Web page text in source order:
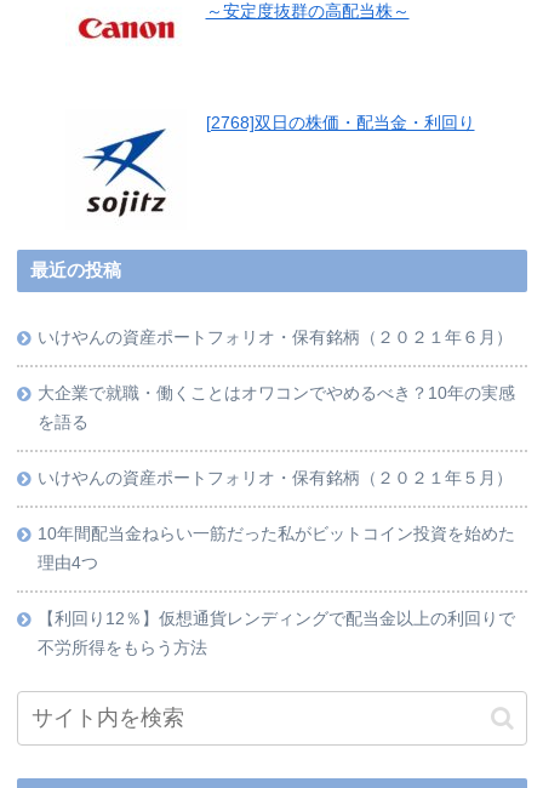
～安定度抜群の高配当株～
[2768]双日の株価・配当金・利回り
最近の投稿
いけやんの資産ポートフォリオ・保有銘柄（２０２１年６月）
大企業で就職・働くことはオワコンでやめるべき？10年の実感
を語る
いけやんの資産ポートフォリオ・保有銘柄（２０２１年５月）
10年間配当金ねらい一筋だった私がビットコイン投資を始めた
理由4つ
【利回り12％】仮想通貨レンディングで配当金以上の利回りで
不労所得をもらう方法